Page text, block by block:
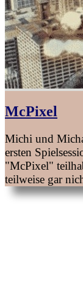
McPixel
Michi und
ersten
"McPixel"
teilweise gar